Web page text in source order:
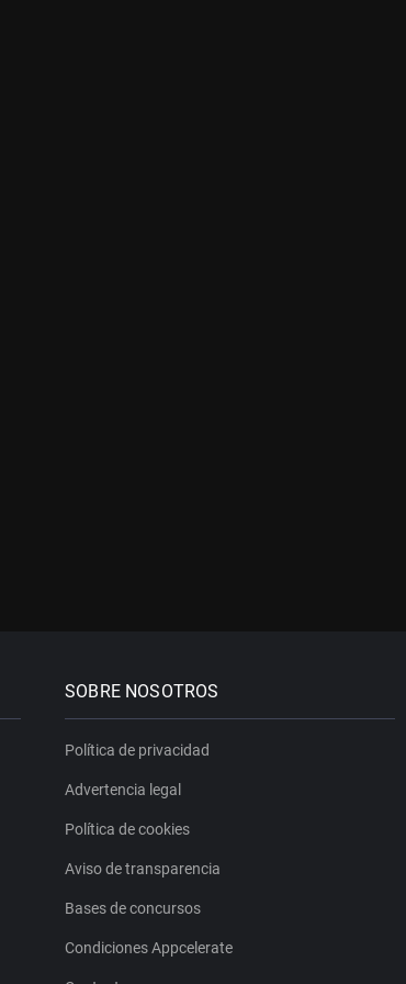
SOBRE NOSOTROS
Política de privacidad
Advertencia legal
Política de cookies
Aviso de transparencia
Bases de concursos
Condiciones Appcelerate